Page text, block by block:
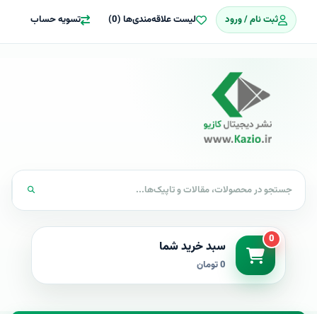
ثبت نام / ورود لیست علاقه‌مندی‌ها (0) تسویه حساب
0 سبد خرید شما
0 تومان